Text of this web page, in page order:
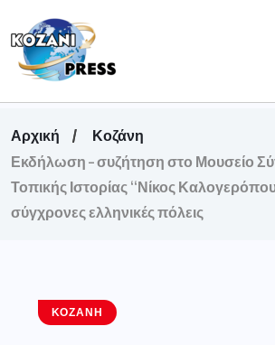
Αρχική
Κοζάνη
Εκδήλωση – συζήτηση στο Μουσείο
Τοπικής Ιστορίας “Νίκος
σύγχρονες ελληνικές πόλεις
ΚΟΖΆΝΗ